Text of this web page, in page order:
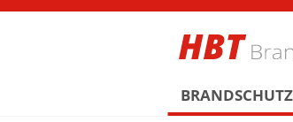
BRANDSCHUTZ